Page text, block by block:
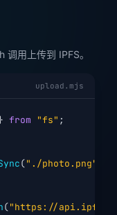
用上传到 IPFS。
upload.mjs
from "fs" ;
("./photo.png"
("https://